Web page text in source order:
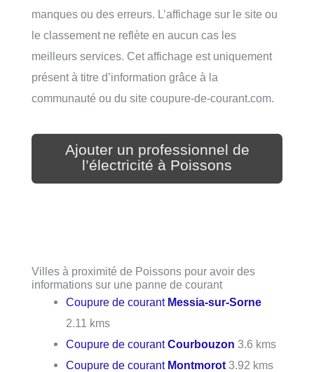
manques ou des erreurs. L’affichage sur le site ou
le classement ne reflète en aucun cas les
meilleurs services. Cet affichage est uniquement
présent à titre d’information grâce à la
communauté ou du site coupure-de-courant.com.
Ajouter un professionnel de
l’électricité à Poissons
Villes à proximité de Poissons pour avoir des
informations sur une panne de courant
Coupure de courant Messia-sur-Sorne
2.11 kms
Coupure de courantCourbouzon 3.6 kms
Coupure de courant Montmorot 3.92 kms